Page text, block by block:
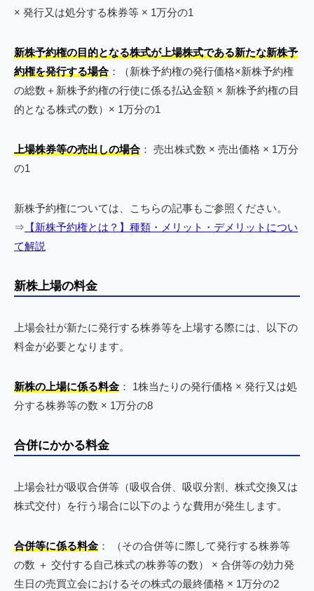
× 発行又は処分する株券等 × 1万分の1
新株予約権の目的となる株式が上場株式である新たな新株予
約権を発行する場合 ：（新株予約権の発行価格×新株予約権
の総数＋新株予約権の行使に係る払込金額 × 新株予約権の目
的となる株式の数）× 1万分の1
上場株券等の売出しの場合 ： 売出株式数 × 売出価格 × 1万分
の1
新株予約権については、こちらの記事もご参照ください。
⇒ 【新株予約権とは？】種類・メリット・デメリットについ
て解説
新株上場の料金
上場会社が新たに発行する株券等を上場する際には、以下の
料金が必要となります。
新株の上場に係る料金 ： 1株当たりの発行価格 × 発行又は処
分する株券等の数 × 1万分の8
合併にかかる料金
上場会社が吸収合併等（吸収合併、吸収分割、株式交換又は
株式交付）を行う場合に以下のような費用が発生します。
合併等に係る料金 ： （その合併等に際して発行する株券等
の数 ＋ 交付する自己株式の株券等の数） × 合併等の効力発
生日の売買立会におけるその株式の最終価格 × 1万分の2